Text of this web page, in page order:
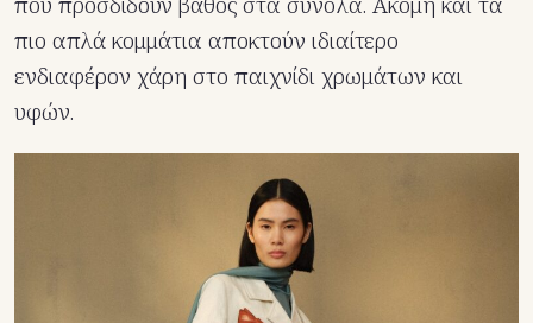
πιο απλά κομμάτια αποκτούν ιδιαίτερο
ενδιαφέρον χάρη στο παιχνίδι χρωμάτων και
υφών.